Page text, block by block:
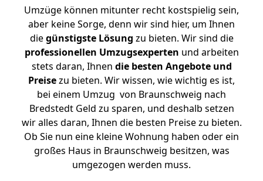
Umzüge können mitunter recht kostspielig sein,
aber keine Sorge, denn wir sind hier, um Ihnen
diegünstigste Lösung zu bieten. Wir sind die
professionellen Umzugsexperten und arbeiten
stets daran, Ihnen die besten Angebote und
Preisezu bieten. Wir wissen, wie wichtig es ist,
bei einem Umzug von Braunschweig nach
Bredstedt Geld zu sparen, und deshalb setzen
wir alles daran, Ihnen die besten Preise zu bieten.
Ob Sie nun eine kleine Wohnung haben oder ein
großes Haus in Braunschweig besitzen, was
umgezogen werden muss.